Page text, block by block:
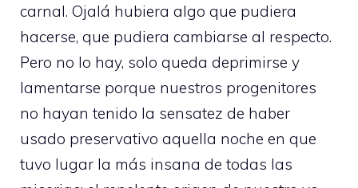
carnal. Ojalá hubiera algo que pudiera
hacerse, que pudiera cambiarse al respecto.
Pero no lo hay, solo queda deprimirse y
lamentarse porque nuestros progenitores
no hayan tenido la sensatez de haber
usado preservativo aquella noche en que
tuvo lugar la más insana de todas las